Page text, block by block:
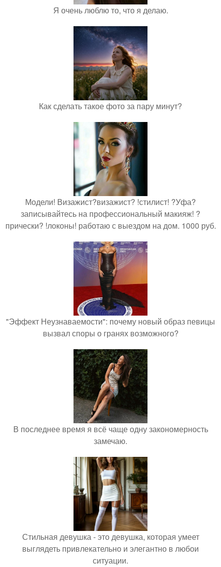
Я очень люблю то, что я делаю.
Как сделать такое фото за пару минут?
Модели! Визажист?визажист? !стилист! ?Уфа?
записывайтесь на профессиональный макияж! ?
прически? !локоны! работаю с выездом на дом. 1000 руб.
"Эффект Неузнаваемости": почему новый образ певицы
вызвал споры о гранях возможного?
В последнее время я всё чаще одну закономерность
замечаю.
Стильная девушка - это девушка, которая умеет
выглядеть привлекательно и элегантно в любои
ситуации.